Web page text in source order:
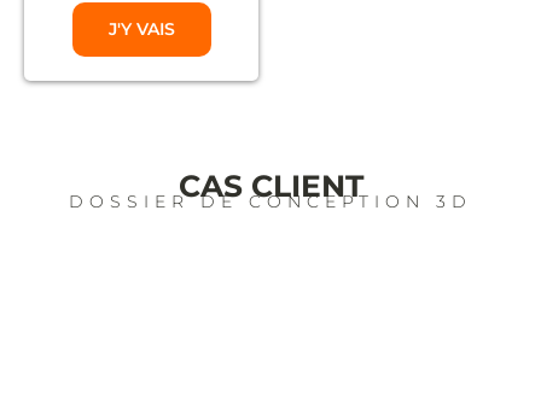
J'Y VAIS
CAS CLIENT
DOSSIER DE CONCEPTION 3D